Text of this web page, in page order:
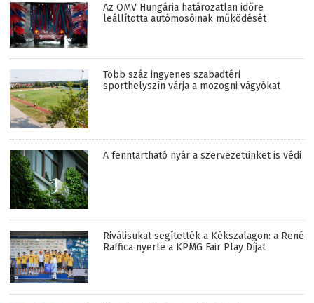
Az OMV Hungária határozatlan időre
leállította autómosóinak működését
Több száz ingyenes szabadtéri
sporthelyszín várja a mozogni vágyókat
A fenntartható nyár a szervezetünket is védi
Riválisukat segítették a Kékszalagon: a René
Raffica nyerte a KPMG Fair Play Díjat